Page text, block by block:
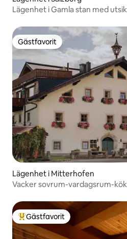
Lägenhet i Gamla stan med
Gästfavorit
Gästfavorit
Lägenhet i Mitterhofen
Vacker sovrum-vardagsrum-
Populär gästfavorit
Gästfavorit